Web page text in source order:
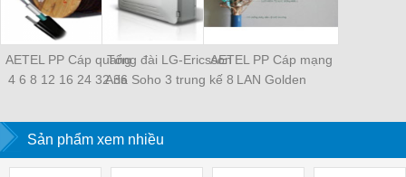
AETEL PP Cáp quang
4 6 8 12 16 24 32 36
Converter giá tốt
Tổng đài LG-Ericsson
Aria Soho 3 trung kế 8
AETEL PP Cáp mạng
LAN Golden
chống nhiễu mầu đẹp
Sản phẩm xem nhiều